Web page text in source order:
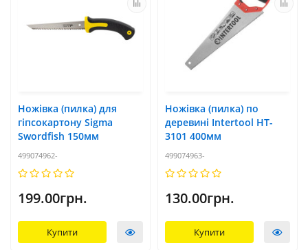
Ножівка (пилка) для
гіпсокартону Sigma
Swordfish 150мм
499074962-
199.00грн.
Купити
Ножівка (пилка) по
деревині Intertool HT-
3101 400мм
499074963-
130.00грн.
Купити